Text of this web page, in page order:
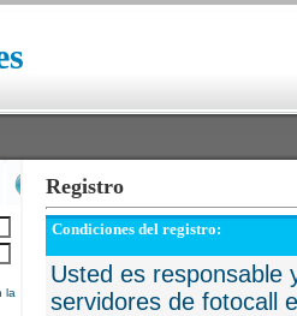
la
Registro
Condiciones del registro:
Usted es responsable
servidores de fotocall